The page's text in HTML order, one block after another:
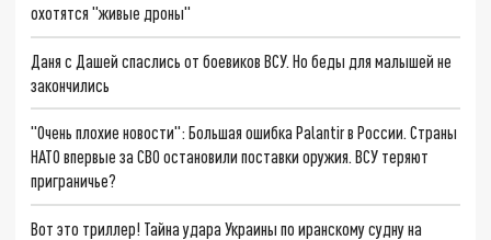
охотятся "живые дроны"
Даня с Дашей спаслись от боевиков ВСУ. Но беды для малышей не
закончились
"Очень плохие новости": Большая ошибка Palantir в России. Страны
НАТО впервые за СВО остановили поставки оружия. ВСУ теряют
приграничье?
Вот это триллер! Тайна удара Украины по иранскому судну на